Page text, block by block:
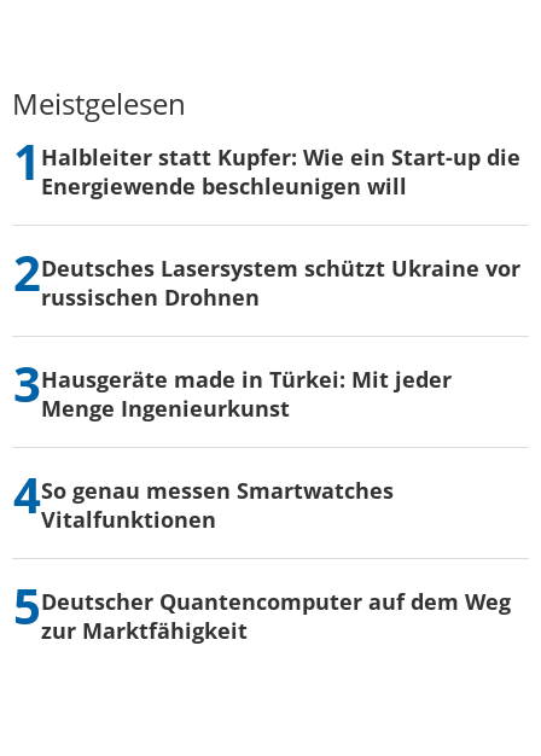
Meistgelesen
Halbleiter statt Kupfer: Wie ein Start-up die
Energiewende beschleunigen will
Deutsches Lasersystem schützt Ukraine vor
russischen Drohnen
Hausgeräte made in Türkei: Mit jeder
Menge Ingenieurkunst
So genau messen Smartwatches
Vitalfunktionen
Deutscher Quantencomputer auf dem Weg
zur Marktfähigkeit